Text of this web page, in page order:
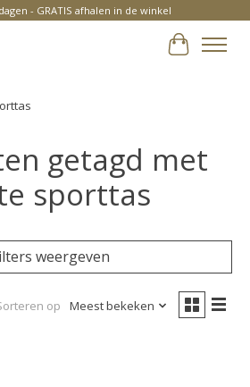
- GRATIS afhalen in de winkel
getagd met
sporttas
weergeven
op Meest bekeken